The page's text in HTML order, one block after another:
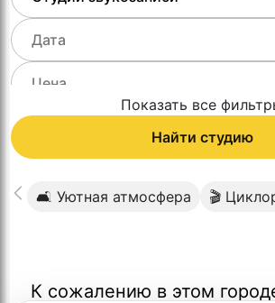
Показать все
Найти студию
🛋 Уютная атмосфера 🎬
К сожалению в этом